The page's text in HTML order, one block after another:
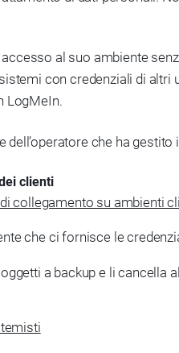
al suo ambiente
con credenziali di
LogMeIn.
che ha
clienti
collegamento su ambienti
che ci fornisce le
a backup e li cancella